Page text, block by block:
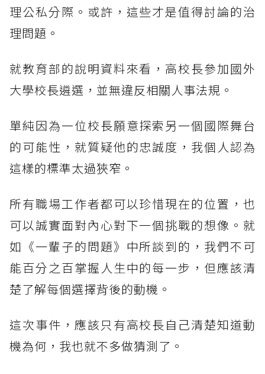
理公私分際。或許，這些才是值得討論的治
理問題。
就教育部的說明資料來看，高校長參加國外
大學校長遴選，並無違反相關人事法規。
單純因為一位校長願意探索另一個國際舞台
的可能性，就質疑他的忠誠度，我個人認為
這樣的標準太過狹窄。
所有職場工作者都可以珍惜現在的位置，也
可以誠實面對內心對下一個挑戰的想像。就
如《一輩子的問題》中所談到的，我們不可
能百分之百掌握人生中的每一步，但應該清
楚了解每個選擇背後的動機。
這次事件，應該只有高校長自己清楚知道動
機為何，我也就不多做猜測了。